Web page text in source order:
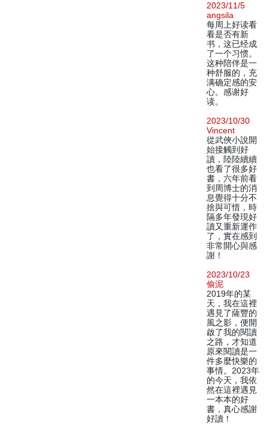
2023/11/5
angsila
每周上好读看
看是否有新
书，这已经成
了一个习惯。
这种陪伴是一
种舒服的，充
满确定感的安
心。感谢好
读。
2023/10/30
Vincent
從武俠小說開
始接觸到好
讀，陸陸續續
也看了很多好
書，六年前看
到周博士的消
息覺得十分不
捨與可惜，時
隔多年發現好
讀又重新運作
了，實在感到
非常開心與感
謝！
2023/10/23
偷泥
2019年的某
天，我在這裡
遇見了薩豐的
風之影，便開
啟了我的閱讀
之路，才知道
原來閱讀是一
件多麼快樂的
事情。2023年
的今天，我依
然在這裡遇見
一本本的好
書，真心感謝
好讀！